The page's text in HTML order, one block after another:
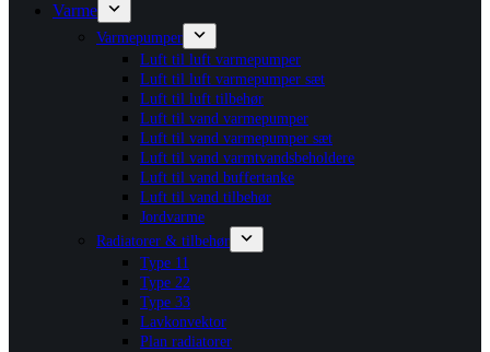
Varme
Varmepumper
Luft til luft varmepumper
Luft til luft varmepumper sæt
Luft til luft tilbehør
Luft til vand varmepumper
Luft til vand varmepumper sæt
Luft til vand varmtvandsbeholdere
Luft til vand buffertanke
Luft til vand tilbehør
Jordvarme
Radiatorer & tilbehør
Type 11
Type 22
Type 33
Lavkonvektor
Plan radiatorer